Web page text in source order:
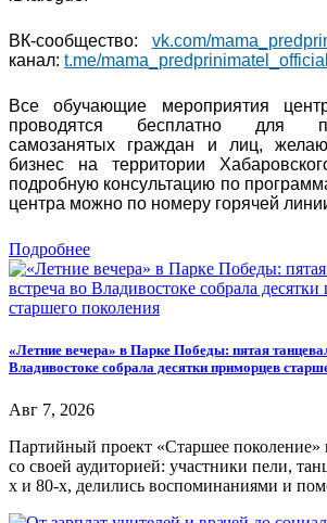
ВК-сообщество: vk.com/
канал: t.me/mama_predprinimatel_official
Все обучающие мероприятия
проводятся бесплатно для
самозанятых граждан и лиц,
бизнес на территории
подробную консультацию по
центра можно по номеру горячей
Подробнее
«Летние вечера» в Парке Победы: пятая
Владивостоке собрала десятки приморцев
Авг 7, 2026
Партийный проект «Старшее поколение»
со своей аудиторией: участники пели,
х и 80-х, делились воспоминаниями и